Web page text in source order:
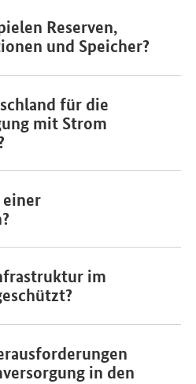
Reserven,
und Speicher?
für die
mit Strom
einer
im
in den